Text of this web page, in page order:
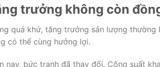
trưởng không còn
quá khứ, tăng trưởng sản lượng
có thể cùng hưởng lợi.
nay, bức tranh đã thay đổi. Công suất